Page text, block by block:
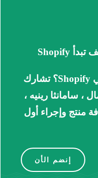
تشارك
سامانثا رينيه ،
وإجراء أول
إنضم الأن